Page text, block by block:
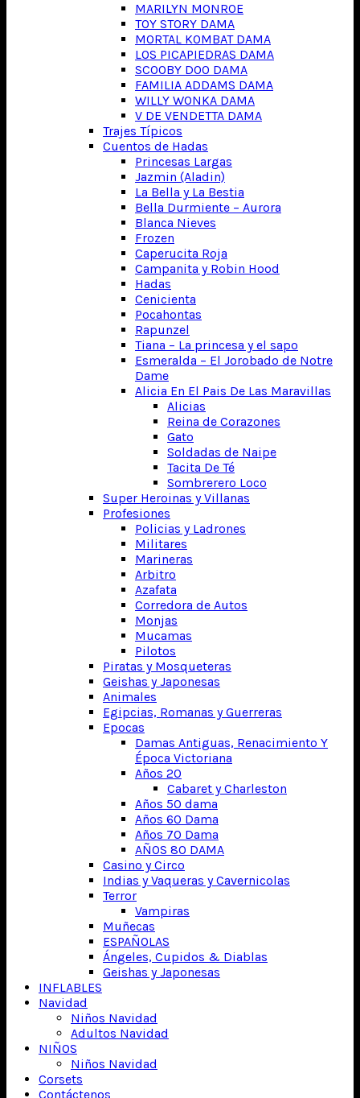
MARILYN MONROE
TOY STORY DAMA
MORTAL KOMBAT DAMA
LOS PICAPIEDRAS DAMA
SCOOBY DOO DAMA
FAMILIA ADDAMS DAMA
WILLY WONKA DAMA
V DE VENDETTA DAMA
Trajes Típicos
Cuentos de Hadas
Princesas Largas
Jazmin (Aladin)
La Bella y La Bestia
Bella Durmiente – Aurora
Blanca Nieves
Frozen
Caperucita Roja
Campanita y Robin Hood
Hadas
Cenicienta
Pocahontas
Rapunzel
Tiana – La princesa y el sapo
Esmeralda – El Jorobado de Notre
Dame
Alicia En El Pais De Las Maravillas
Alicias
Reina de Corazones
Gato
Soldadas de Naipe
Tacita De Té
Sombrerero Loco
Super Heroinas y Villanas
Profesiones
Policias y Ladrones
Militares
Marineras
Arbitro
Azafata
Corredora de Autos
Monjas
Mucamas
Pilotos
Piratas y Mosqueteras
Geishas y Japonesas
Animales
Egipcias, Romanas y Guerreras
Epocas
Damas Antiguas, Renacimiento Y
Época Victoriana
Años 20
Cabaret y Charleston
Años 50 dama
Años 60 Dama
Años 70 Dama
AÑOS 80 DAMA
Casino y Circo
Indias y Vaqueras y Cavernicolas
Terror
Vampiras
Muñecas
ESPAÑOLAS
Ángeles, Cupidos & Diablas
Geishas y Japonesas
INFLABLES
Navidad
Niños Navidad
Adultos Navidad
NIÑOS
Niños Navidad
Corsets
Contáctenos